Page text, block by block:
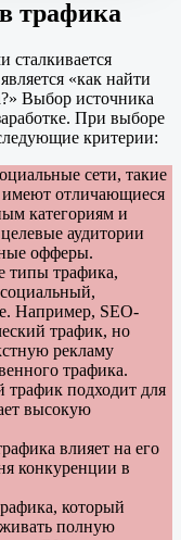
трафика
сталкивается
«как найти
Выбор источника
При выборе
критерии:
сети, такие
отличающиеся
категориям и
аудитории
офферы.
типы трафика,
Например, SEO-
трафик, но
рекламу
трафика.
трафик подходит для
высокую
влияет на его
конкуренции в
который
полную